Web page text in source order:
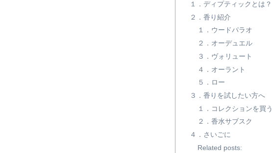
１．ディプティックとは？
２．香り紹介
１．ウードパラオ
２．オーデュエル
３．ヴォリュート
４．オーラント
５．ロー
３．香りを試したい方へ
１．コレクションを買う
２．香水サブスク
４．さいごに
Related posts: